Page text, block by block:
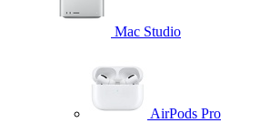
Mac Studio
AirPods Pro